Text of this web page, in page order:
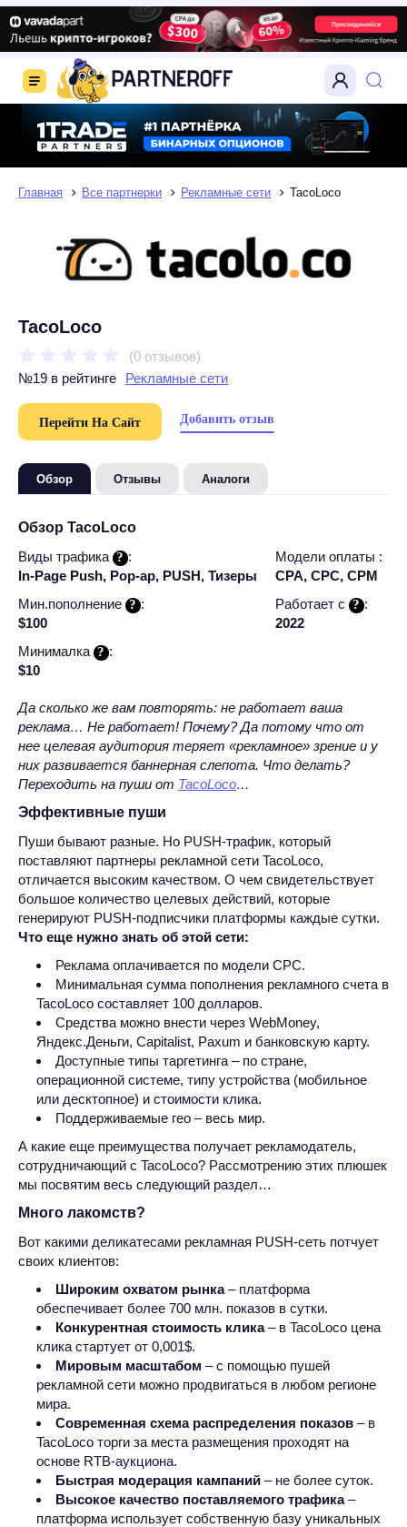
Главная Все партнерки Рекламные сети TacoLoco
TacoLoco
(0 отзывов)
№19 в рейтинге
Рекламные сети
Перейти На Сайт Добавить отзыв
Обзор Отзывы Аналоги
Обзор TacoLoco
Виды трафика
:
In-Page Push, Pop-ap, PUSH, Тизеры
Мин.пополнение
:
$100
Минималка
:
$10
Модели оплаты :
CPA, CPC, CPM
Работает c
:
2022
Да сколько же вам повторять: не работает ваша
реклама… Не работает! Почему? Да потому что от
нее целевая аудитория теряет «рекламное» зрение и у
них развивается баннерная слепота. Что делать?
Переходить на пуши от TacoLoco…
Эффективные пуши
Пуши бывают разные. Но PUSH-трафик, который
поставляют партнеры рекламной сети TacoLoco,
отличается высоким качеством. О чем свидетельствует
большое количество целевых действий, которые
генерируют PUSH-подписчики платформы каждые сутки.
Что еще нужно знать об этой сети:
Реклама оплачивается по модели CPC.
Минимальная сумма пополнения рекламного счета в
TacoLoco составляет 100 долларов.
Средства можно внести через WebMoney,
Яндекс.Деньги, Capitalist, Paxum и банковскую карту.
Доступные типы таргетинга – по стране,
операционной системе, типу устройства (мобильное
или десктопное) и стоимости клика.
Поддерживаемые гео – весь мир.
А какие еще преимущества получает рекламодатель,
сотрудничающий с TacoLoco? Рассмотрению этих плюшек
мы посвятим весь следующий раздел…
Много лакомств?
Вот какими деликатесами рекламная PUSH-сеть потчует
своих клиентов:
Широким охватом рынка– платформа
обеспечивает более 700 млн. показов в сутки.
Конкурентная стоимость клика– в TacoLoco цена
клика стартует от 0,001$.
Мировым масштабом – с помощью пушей
рекламной сети можно продвигаться в любом регионе
мира.
Современная схема распределения показов – в
TacoLoco торги за места размещения проходят на
основе RTB-аукциона.
Быстрая модерация кампаний – не более суток.
Высокое качество поставляемого трафика–
платформа использует собственную базу уникальных